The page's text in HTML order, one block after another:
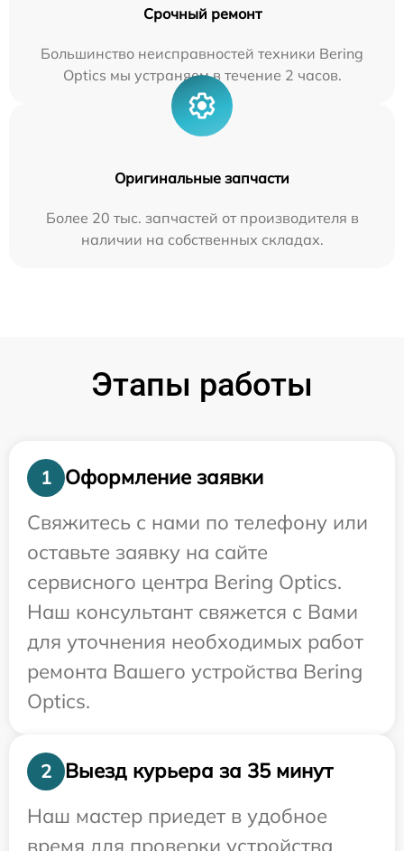
Срочный ремонт
Большинство неисправностей техники Bering
Optics мы устраняем в течение 2 часов.
Оригинальные запчасти
Более 20 тыс. запчастей от производителя в
наличии на собственных складах.
Этапы работы
1
Оформление заявки
Свяжитесь с нами по телефону или
оставьте заявку на сайте
сервисного центра Bering Optics.
Наш консультант свяжется с Вами
для уточнения необходимых работ
ремонта Вашего устройства Bering
Optics.
2
Выезд курьера за 35 минут
Наш мастер приедет в удобное
время для проверки устройства